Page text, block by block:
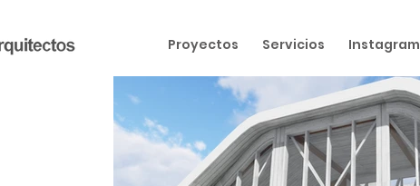
Proyectos Servicios Instagram